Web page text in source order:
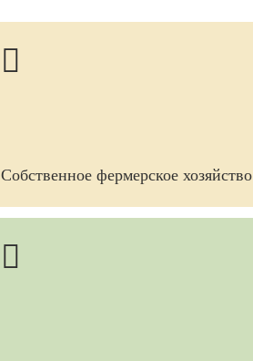
Собственное фермерское хозяйство